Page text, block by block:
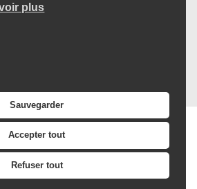
plus
Sauvegarder
Accepter tout
Refuser tout
: 02 35 95 07 25